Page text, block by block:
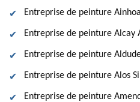
Entreprise de peinture Ainhoa
Entreprise de peinture Alcay
Entreprise de peinture
Entreprise de peinture Alos
Entreprise de peinture